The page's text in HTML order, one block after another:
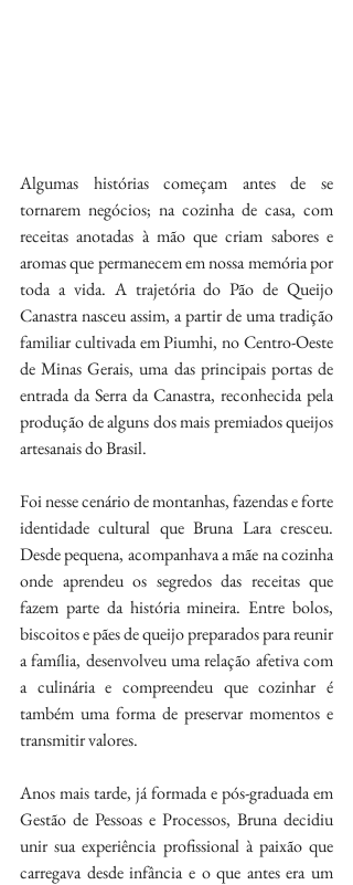
Algumas histórias começam antes de se
tornarem negócios; na cozinha de casa, com
receitas anotadas à mão que criam sabores e
aromas que permanecem em nossa memória por
toda a vida. A trajetória do Pão de Queijo
Canastra nasceu assim, a partir de uma tradição
familiar cultivada em Piumhi, no Centro-Oeste
de Minas Gerais, uma das principais portas de
entrada da Serra da Canastra, reconhecida pela
produção de alguns dos mais premiados queijos
artesanais do Brasil.
Foi nesse cenário de montanhas, fazendas e forte
identidade cultural que Bruna Lara cresceu.
Desde pequena, acompanhava a mãe na cozinha
onde aprendeu os segredos das receitas que
fazem parte da história mineira. Entre bolos,
biscoitos e pães de queijo preparados para reunir
a família, desenvolveu uma relação afetiva com
a culinária e compreendeu que cozinhar é
também uma forma de preservar momentos e
transmitir valores.
Anos mais tarde, já formada e pós-graduada em
Gestão de Pessoas e Processos, Bruna decidiu
unir sua experiência profissional à paixão que
carregava desde infância e o que antes era um